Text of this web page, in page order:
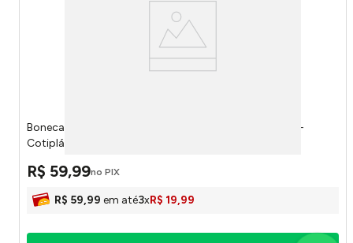
Boneca Divertidamente Alegria Festa A Fantasia 2877 -
Cotiplás
R$ 59,99no PIX
R$ 59,99 em até3xR$ 19,99